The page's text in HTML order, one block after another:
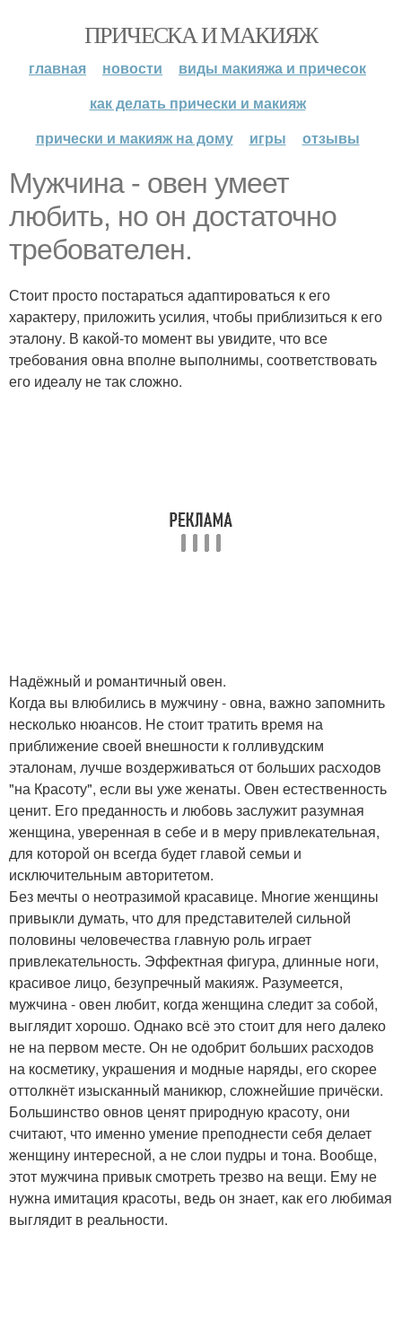
ПРИЧЕСКА И МАКИЯЖ
главная новости
виды макияжа и причесок
как делать прически и макияж
прически и макияж на дому
игры отзывы
Мужчина - овен умеет
любить, но он достаточно
требователен.
Стоит просто постараться адаптироваться к его
характеру, приложить усилия, чтобы приблизиться к его
эталону. В какой-то момент вы увидите, что все
требования овна вполне выполнимы, соответствовать
его идеалу не так сложно.
Надёжный и романтичный овен.
Когда вы влюбились в мужчину - овна, важно запомнить
несколько нюансов. Не стоит тратить время на
приближение своей внешности к голливудским
эталонам, лучше воздерживаться от больших расходов
"на Красоту", если вы уже женаты. Овен естественность
ценит. Его преданность и любовь заслужит разумная
женщина, уверенная в себе и в меру привлекательная,
для которой он всегда будет главой семьи и
исключительным авторитетом.
Без мечты о неотразимой красавице. Многие женщины
привыкли думать, что для представителей сильной
половины человечества главную роль играет
привлекательность. Эффектная фигура, длинные ноги,
красивое лицо, безупречный макияж. Разумеется,
мужчина - овен любит, когда женщина следит за собой,
выглядит хорошо. Однако всё это стоит для него далеко
не на первом месте. Он не одобрит больших расходов
на косметику, украшения и модные наряды, его скорее
оттолкнёт изысканный маникюр, сложнейшие причёски.
Большинство овнов ценят природную красоту, они
считают, что именно умение преподнести себя делает
женщину интересной, а не слои пудры и тона. Вообще,
этот мужчина привык смотреть трезво на вещи. Ему не
нужна имитация красоты, ведь он знает, как его любимая
выглядит в реальности.